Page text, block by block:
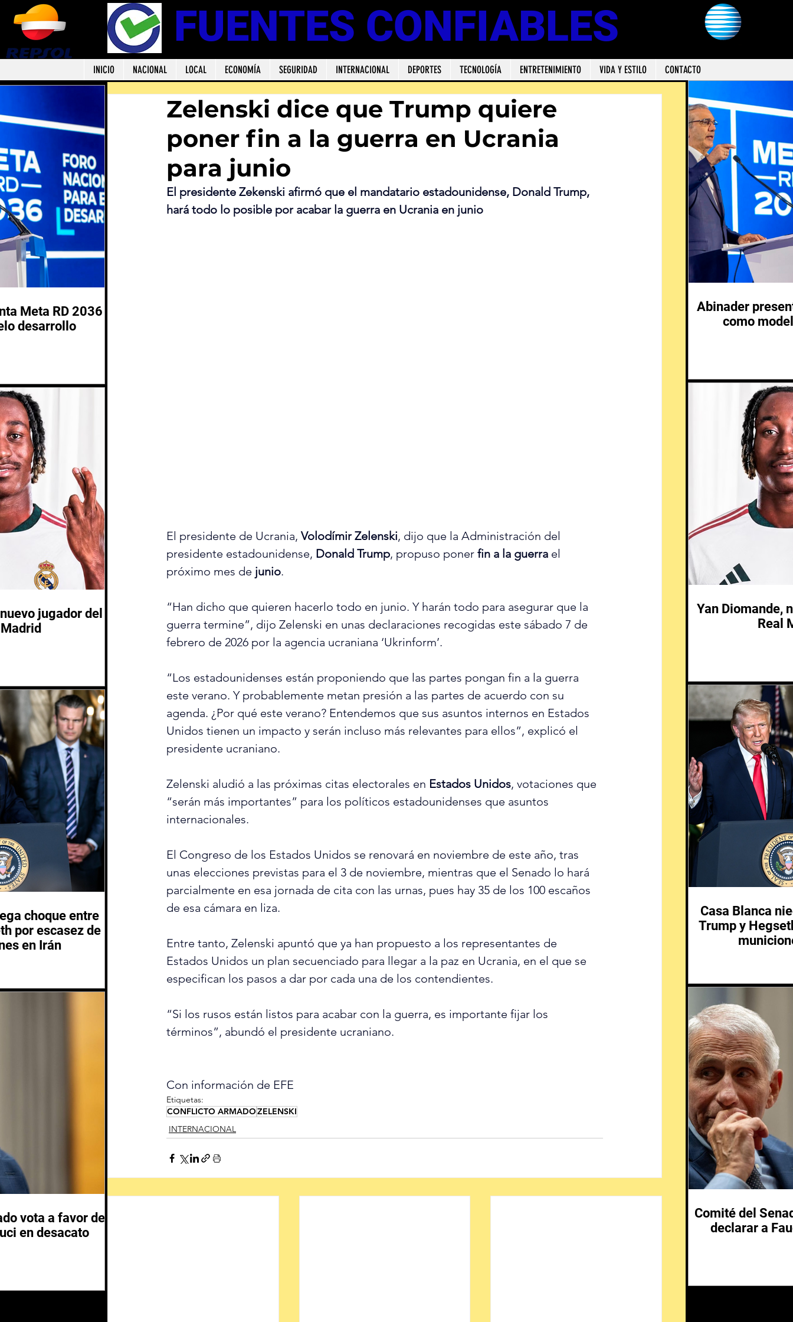
FUENTES CONFIABLES
INICIO NACIONAL LOCAL ECONOMÍA SEGURIDAD INTERNACIONAL DEPORTES TECNOLOGÍA ENTRETENIMIENTO VIDA Y ESTILO CONTACTO
Zelenski dice que Trump quiere
poner fin a la guerra en Ucrania
para junio
El presidente Zekenski afirmó que el mandatario estadounidense, Donald Trump,
hará todo lo posible por acabar la guerra en Ucrania en junio
El presidente de Ucrania, Volodímir Zelenski, dijo que la Administración del
presidente estadounidense, Donald Trump, propuso poner fin a la guerra el
próximo mes de junio.
“Han dicho que quieren hacerlo todo en junio. Y harán todo para asegurar que la
guerra termine”, dijo Zelenski en unas declaraciones recogidas este sábado 7 de
febrero de 2026 por la agencia ucraniana ‘Ukrinform’.
“Los estadounidenses están proponiendo que las partes pongan fin a la guerra
este verano. Y probablemente metan presión a las partes de acuerdo con su
agenda. ¿Por qué este verano? Entendemos que sus asuntos internos en Estados
Unidos tienen un impacto y serán incluso más relevantes para ellos”, explicó el
presidente ucraniano.
Zelenski aludió a las próximas citas electorales en Estados Unidos, votaciones que
“serán más importantes” para los políticos estadounidenses que asuntos
internacionales.
El Congreso de los Estados Unidos se renovará en noviembre de este año, tras
unas elecciones previstas para el 3 de noviembre, mientras que el Senado lo hará
parcialmente en esa jornada de cita con las urnas, pues hay 35 de los 100 escaños
de esa cámara en liza.
Entre tanto, Zelenski apuntó que ya han propuesto a los representantes de
Estados Unidos un plan secuenciado para llegar a la paz en Ucrania, en el que se
especifican los pasos a dar por cada una de los contendientes.
“Si los rusos están listos para acabar con la guerra, es importante fijar los
términos”, abundó el presidente ucraniano.
Con información de EFE
Etiquetas:
CONFLICTO ARMADOZELENSKI
INTERNACIONAL
Meta RD 2036
desarrollo
jugador del
choque entre
por escasez de
en Irán
vota a favor de
en desacato
Abinader
como
Yan Diomande,
Real
Casa Blanca
Trump y
Comité del
declarar a